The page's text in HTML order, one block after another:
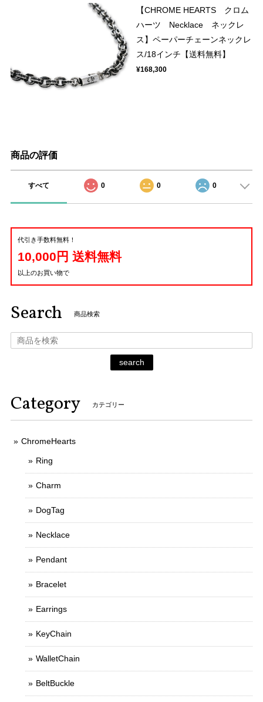
【CHROME HEARTS クロム
ハーツ Necklace ネックレ
ス】ペーパーチェーンネックレ
ス/18インチ【送料無料】
¥168,300
商品の評価
すべて 0 0 0
代引き手数料無料！
10,000円 送料無料
以上のお買い物で
Search 商品検索
search
Category カテゴリー
ChromeHearts
Ring
Charm
DogTag
Necklace
Pendant
Bracelet
Earrings
KeyChain
WalletChain
BeltBuckle